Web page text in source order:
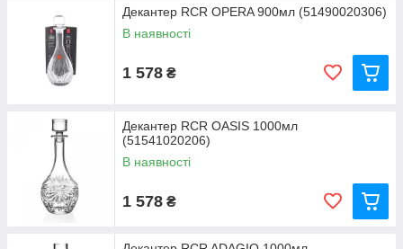
Декантер RCR OPERA 900мл (51490020306)
В наявності
1 578 ₴
Декантер RCR OASIS 1000мл
(51541020206)
В наявності
1 578 ₴